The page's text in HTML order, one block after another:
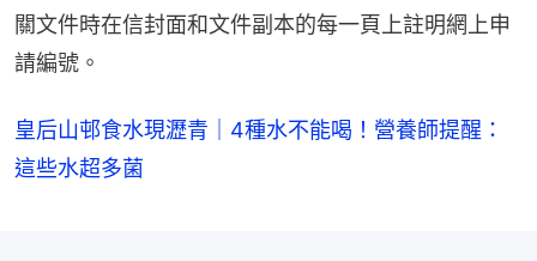
關文件時在信封面和文件副本的每一頁上註明網上申
請編號。
皇后山邨食水現瀝青｜4種水不能喝！營養師提醒：
這些水超多菌